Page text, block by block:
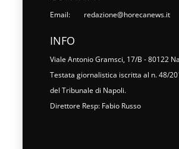
Email: redazione@horecanews.it
INFO
Viale Antonio Gramsci, 17/B - 80122
Testata giornalistica iscritta al n. 48/
del Tribunale di Napoli.
Direttore Resp: Fabio Russo